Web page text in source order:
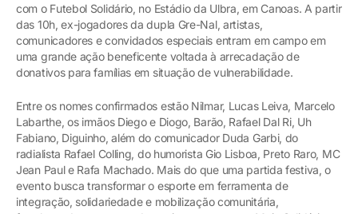
com o Futebol Solidário, no Estádio da Ulbra, em Canoas. A partir
das 10h, ex-jogadores da dupla Gre-Nal, artistas,
comunicadores e convidados especiais entram em campo em
uma grande ação beneficente voltada à arrecadação de
donativos para famílias em situação de vulnerabilidade.
Entre os nomes confirmados estão Nilmar, Lucas Leiva, Marcelo
Labarthe, os irmãos Diego e Diogo, Barão, Rafael Dal Ri, Uh
Fabiano, Diguinho, além do comunicador Duda Garbi, do
radialista Rafael Colling, do humorista Gio Lisboa, Preto Raro, MC
Jean Paul e Rafa Machado. Mais do que uma partida festiva, o
evento busca transformar o esporte em ferramenta de
integração, solidariedade e mobilização comunitária,